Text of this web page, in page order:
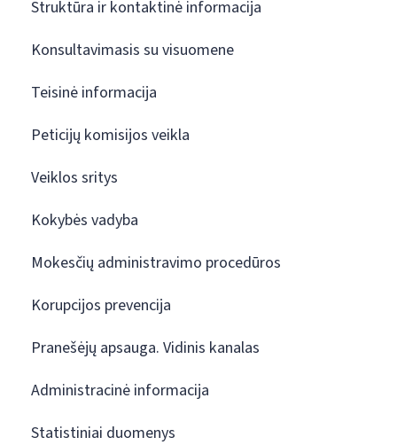
Struktūra ir kontaktinė informacija
Konsultavimasis su visuomene
Teisinė informacija
Peticijų komisijos veikla
Veiklos sritys
Kokybės vadyba
Mokesčių administravimo procedūros
Korupcijos prevencija
Pranešėjų apsauga. Vidinis kanalas
Administracinė informacija
Statistiniai duomenys